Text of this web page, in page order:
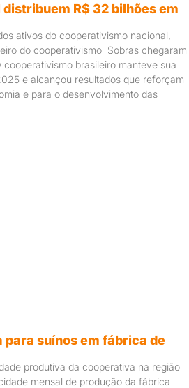
R$ 32 bilhões em
ativos do cooperativismo nacional,
do cooperativismo Sobras chegaram
brasileiro manteve sua
e alcançou resultados que reforçam
e para o desenvolvimento das
para suínos em fábrica de
produtiva da cooperativa na região
mensal de produção da fábrica